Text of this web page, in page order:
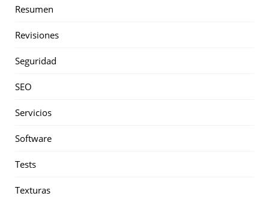
Resumen
Revisiones
Seguridad
SEO
Servicios
Software
Tests
Texturas